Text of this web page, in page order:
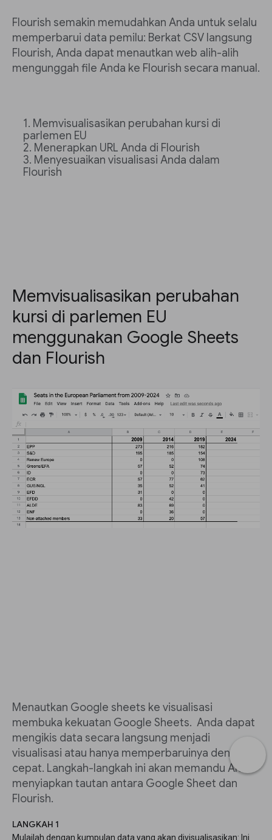
Flourish semakin memudahkan Anda untuk selalu
memperbarui data pemilu: Berkat CSV langsung
Flourish, Anda dapat menautkan web alih-alih
mengunggah file Anda ke Flourish secara manual.
Memvisualisasikan perubahan kursi di
parlemen EU
Menerapkan URL Anda di Flourish
Menyesuaikan visualisasi Anda dalam
Flourish
Memvisualisasikan perubahan
kursi di parlemen EU
menggunakan Google Sheets
dan Flourish
Menautkan Google sheets ke visualisasi
membuka kekuatan Google Sheets. Anda dapat
mengikis data secara langsung menjadi
visualisasi atau hanya memperbaruinya dengan
cepat. Langkah-langkah ini akan memandu Anda
menyiapkan tautan antara Google Sheet dan
Flourish.
LANGKAH 1
Mulailah dengan kumpulan data yang akan divisualisasikan: Ini